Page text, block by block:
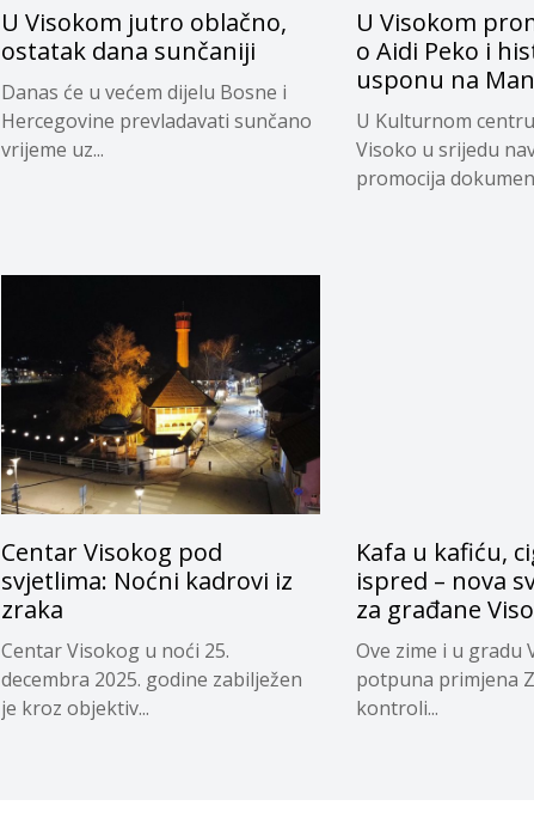
U Visokom jutro oblačno,
ostatak dana sunčaniji
Danas će u većem dijelu Bosne i
Hercegovine prevladavati sunčano
vrijeme uz...
U Visokom
o Aidi Peko i
usponu na
U Kulturnom
Visoko u srijedu
promocija
Centar Visokog pod
svjetlima: Noćni kadrovi iz
zraka
Centar Visokog u noći 25.
decembra 2025. godine zabilježen
je kroz objektiv...
Kafa u kafiću,
ispred – nova
za građane
Ove zime i u gradu
potpuna primjena
kontroli...